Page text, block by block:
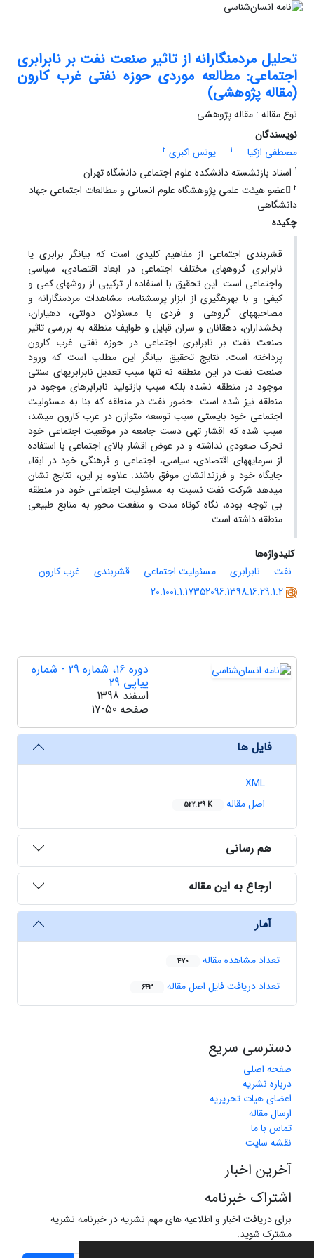
تحلیل مردمنگارانه از تاثیر صنعت نفت بر نابرابری
اجتماعی: مطالعه موردی حوزه نفتی غرب کارون
(مقاله پژوهشی)
نوع مقاله : مقاله پژوهشی
نویسندگان
مصطفی ازکیا
1 یونس اکبری 2
1 استاد بازنشسته دانشکده علوم اجتماعی دانشگاه تهران
2
عضو هیئت علمی پژوهشگاه علوم انسانی و مطالعات اجتماعی جهاد
دانشگاهی
چکیده
قشربندی اجتماعی از مفاهیم کلیدی است که بیانگر برابری یا
نابرابری گروه­های مختلف اجتماعی در ابعاد اقتصادی، سیاسی
واجتماعی است. این تحقیق با استفاده از ترکیبی از روشهای کمی و
کیفی و با بهره­گیری از ابزار پرسشنامه، مشاهدات مردم­نگارانه و
مصاحبه­های گروهی و فردی با مسئولان دولتی، دهیاران،
بخشداران، دهقانان و سران قبایل و طوایف منطقه به بررسی تاثیر
صنعت نفت بر نابرابری اجتماعی در حوزه نفتی غرب کارون
پرداخته است. نتایج تحقیق بیانگر این مطلب است که ورود
صنعت نفت در این منطقه نه تنها سبب تعدیل نابرابریهای سنتی
موجود در منطقه نشده بلکه سبب بازتولید نابرابرهای موجود در
منطقه نیز شده است. حضور نفت در منطقه که بنا به مسئولیت
اجتماعی خود بایستی سبب توسعه متوازن در غرب کارون می­شد،
سبب شده که اقشار تهی دست جامعه در موقعیت اجتماعی خود
تحرک صعودی نداشته و در عوض اقشار بالای اجتماعی با استفاده
از سرمایه­های اقتصادی، سیاسی، اجتماعی و فرهنگی خود در ابقاء
جایگاه خود و فرزندانشان موفق باشند. علاوه بر این، نتایج نشان
می­دهد شرکت نفت نسبت به مسئولیت اجتماعی خود در منطقه
بی توجه بوده، نگاه کوتاه مدت و منفعت محور به منابع طبیعی
منطقه داشته است.
کلیدواژه‌ها
نفت
نابرابری مسئولیت اجتماعی قشربندی
غرب کارون
20.1001.1.17352096.1398.16.29.1.2
دوره 16، شماره 29 - شماره
پیاپی 29
اسفند 1398
صفحه 17-50
فایل ها
XML
اصل مقاله
522.39 K
هم رسانی
ارجاع به این مقاله
آمار
تعداد مشاهده مقاله 470
تعداد دریافت فایل اصل مقاله 643
دسترسی سریع
صفحه اصلی
درباره نشریه
اعضای هیات تحریریه
ارسال مقاله
تماس با ما
نقشه سایت
آخرین اخبار
اشتراک خبرنامه
برای دریافت اخبار و اطلاعیه های مهم نشریه در خبرنامه نشریه
مشترک شوید.